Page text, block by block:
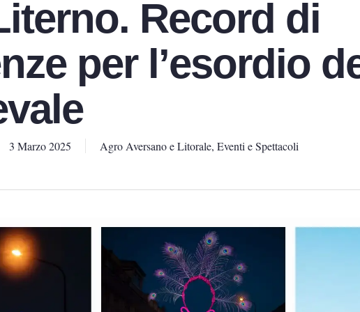
Record di
per l’esordio
3 Marzo 2025 Agro Aversano e Litorale, Eventi e Spettacoli